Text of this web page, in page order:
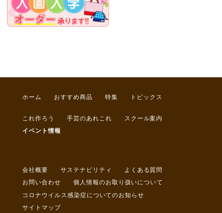
ホーム おすすめ商品 特集 トピックス
これ作ろう 手芸のあれこれ
スクール案内
イベント情報
会社概要 サステナビリティ
よくある質問
お問い合わせ
個人情報のお取り扱いについて
コロナウイルス感染症についてのお知らせ
サイトマップ